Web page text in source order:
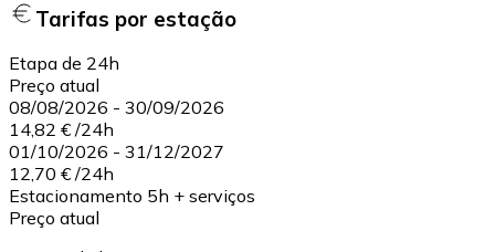
Tarifas por estação
Etapa de 24h
Preço atual
08/08/2026 - 30/09/2026
14,82 € /24h
01/10/2026 - 31/12/2027
12,70 € /24h
Estacionamento 5h + serviços
Preço atual